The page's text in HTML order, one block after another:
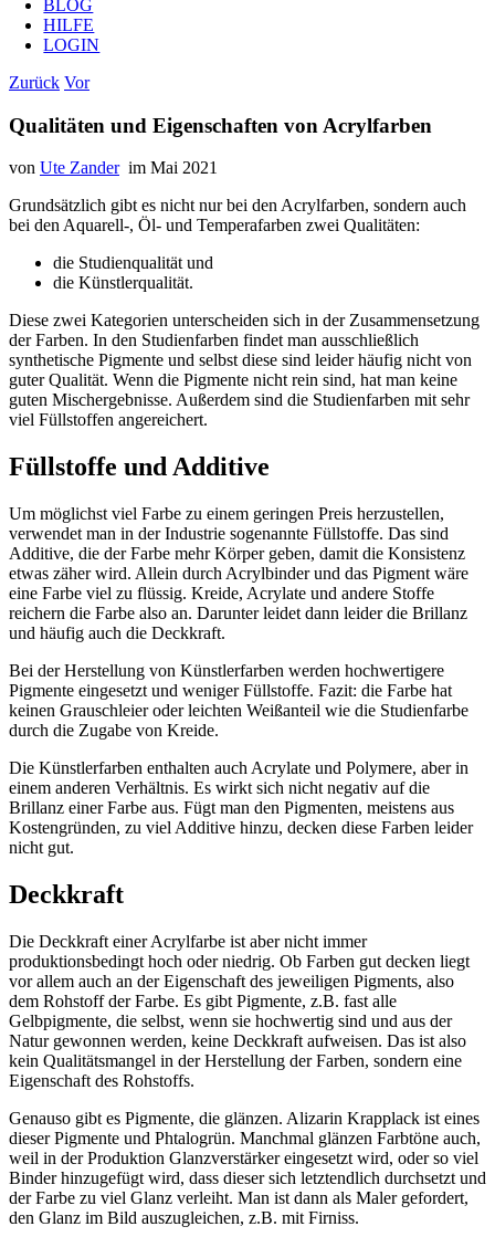
BLOG
HILFE
LOGIN
Zurück Vor
Qualitäten und Eigenschaften von Acrylfarben
von Ute Zanderim Mai 2021
Grundsätzlich gibt es nicht nur bei den Acrylfarben, sondern auch
bei den Aquarell-, Öl- und Temperafarben zwei Qualitäten:
die Studienqualität und
die Künstlerqualität.
Diese zwei Kategorien unterscheiden sich in der Zusammensetzung
der Farben. In den Studienfarben findet man ausschließlich
synthetische Pigmente und selbst diese sind leider häufig nicht von
guter Qualität. Wenn die Pigmente nicht rein sind, hat man keine
guten Mischergebnisse. Außerdem sind die Studienfarben mit sehr
viel Füllstoffen angereichert.
Füllstoffe und Additive
Um möglichst viel Farbe zu einem geringen Preis herzustellen,
verwendet man in der Industrie sogenannte Füllstoffe. Das sind
Additive, die der Farbe mehr Körper geben, damit die Konsistenz
etwas zäher wird. Allein durch Acrylbinder und das Pigment wäre
eine Farbe viel zu flüssig. Kreide, Acrylate und andere Stoffe
reichern die Farbe also an. Darunter leidet dann leider die Brillanz
und häufig auch die Deckkraft.
Bei der Herstellung von Künstlerfarben werden hochwertigere
Pigmente eingesetzt und weniger Füllstoffe. Fazit: die Farbe hat
keinen Grauschleier oder leichten Weißanteil wie die Studienfarbe
durch die Zugabe von Kreide.
Die Künstlerfarben enthalten auch Acrylate und Polymere, aber in
einem anderen Verhältnis. Es wirkt sich nicht negativ auf die
Brillanz einer Farbe aus. Fügt man den Pigmenten, meistens aus
Kostengründen, zu viel Additive hinzu, decken diese Farben leider
nicht gut.
Deckkraft
Die Deckkraft einer Acrylfarbe ist aber nicht immer
produktionsbedingt hoch oder niedrig. Ob Farben gut decken liegt
vor allem auch an der Eigenschaft des jeweiligen Pigments, also
dem Rohstoff der Farbe. Es gibt Pigmente, z.B. fast alle
Gelbpigmente, die selbst, wenn sie hochwertig sind und aus der
Natur gewonnen werden, keine Deckkraft aufweisen. Das ist also
kein Qualitätsmangel in der Herstellung der Farben, sondern eine
Eigenschaft des Rohstoffs.
Genauso gibt es Pigmente, die glänzen. Alizarin Krapplack ist eines
dieser Pigmente und Phtalogrün. Manchmal glänzen Farbtöne auch,
weil in der Produktion Glanzverstärker eingesetzt wird, oder so viel
Binder hinzugefügt wird, dass dieser sich letztendlich durchsetzt und
der Farbe zu viel Glanz verleiht. Man ist dann als Maler gefordert,
den Glanz im Bild auszugleichen, z.B. mit Firniss.